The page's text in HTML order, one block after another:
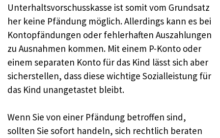
Unterhaltsvorschusskasse ist somit vom Grundsatz
her keine Pfändung möglich. Allerdings kann es bei
Kontopfändungen oder fehlerhaften Auszahlungen
zu Ausnahmen kommen. Mit einem P-Konto oder
einem separaten Konto für das Kind lässt sich aber
sicherstellen, dass diese wichtige Sozialleistung für
das Kind unangetastet bleibt.
Wenn Sie von einer Pfändung betroffen sind,
sollten Sie sofort handeln, sich rechtlich beraten